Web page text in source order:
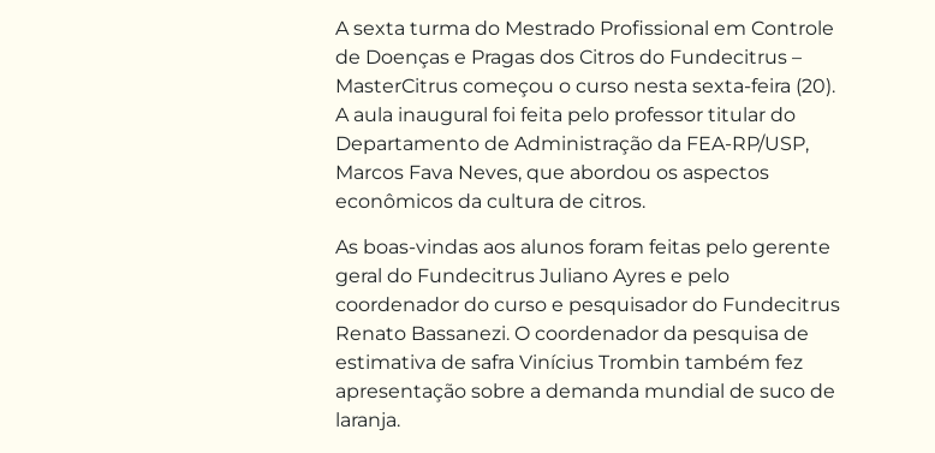
A sexta turma do Mestrado Profissional em Controle
de Doenças e Pragas dos Citros do Fundecitrus –
MasterCitrus começou o curso nesta sexta-feira (20).
A aula inaugural foi feita pelo professor titular do
Departamento de Administração da FEA-RP/USP,
Marcos Fava Neves, que abordou os aspectos
econômicos da cultura de citros.
As boas-vindas aos alunos foram feitas pelo gerente
geral do Fundecitrus Juliano Ayres e pelo
coordenador do curso e pesquisador do Fundecitrus
Renato Bassanezi. O coordenador da pesquisa de
estimativa de safra Vinícius Trombin também fez
apresentação sobre a demanda mundial de suco de
laranja.